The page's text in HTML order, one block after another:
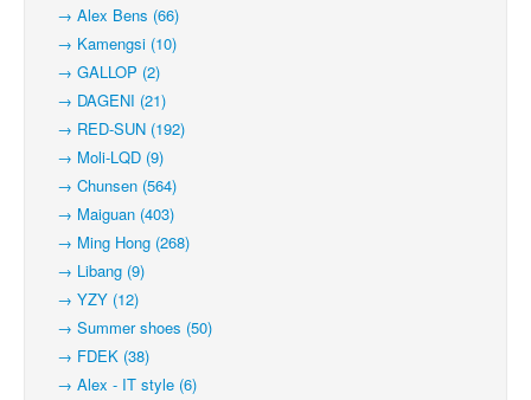
→ Alex Bens (66)
→ Kamengsi (10)
→ GALLOP (2)
→ DAGENI (21)
→ RED-SUN (192)
→ Moli-LQD (9)
→ Chunsen (564)
→ Maiguan (403)
→ Ming Hong (268)
→ Libang (9)
→ YZY (12)
→ Summer shoes (50)
→ FDEK (38)
→ Alex - IT style (6)